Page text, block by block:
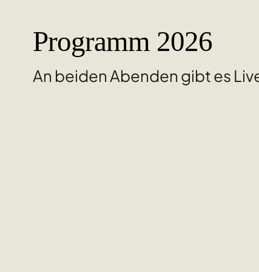
Programm 2026
An beiden Abenden gibt es